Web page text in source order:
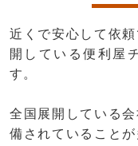
近くで安心して依
開している便利屋
す。
全国展開している
備されていること